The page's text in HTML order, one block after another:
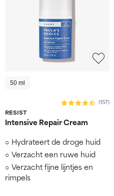
50 ml
RESIST
(157)
Intensive Repair Cream
Hydrateert de droge huid
Verzacht een ruwe huid
Verzacht fijne lijntjes en
rimpels